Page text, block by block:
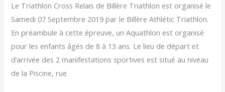
Le Triathlon Cross Relais de Billère Triathlon est organisé le
Samedi 07 Septembre 2019 par le Billère Athlétic Triathlon.
En préambule à cette épreuve, un Aquathlon est organisé
pour les enfants âgés de 8 à 13 ans. Le lieu de départ et
d’arrivée des 2 manifestations sportives est situé au niveau
de la Piscine, rue